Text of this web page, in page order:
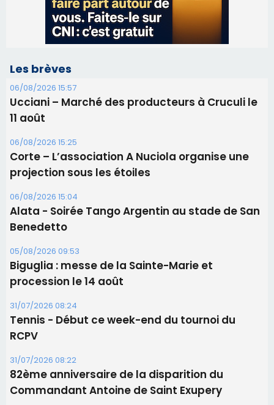
06/08/2026 15:25
Corte – L’association A Nuciola organise une
06/08/2026 15:04
Alata - Soirée Tango Argentin au stade de San
Benedetto
05/08/2026 09:53
Biguglia : messe de la Sainte-Marie et
procession le 14 août
31/07/2026 08:24
Tennis - Début ce week-end du tournoi du
RCPV
31/07/2026 08:22
82ème anniversaire de la disparition du
Commandant Antoine de Saint Exupery
Les plus lus
Satine Nomary est la nouvelle Miss Corse 2026
Éclipse du 12 août : la Corse aux premières loges
d'un spectacle qui ne reviendra pas avant 2081